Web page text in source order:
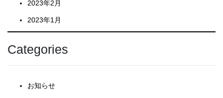
2023年2月
2023年1月
Categories
お知らせ